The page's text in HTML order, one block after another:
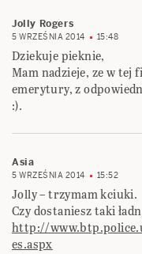
Jolly Rogers
5 WRZEŚNIA 2014 15:48
Dziekuje pieknie,
Mam nadzieje, ze w tej
emerytury, z
:).
Asia
5 WRZEŚNIA 2014 15:52
Jolly – trzymam kciuki.
Czy dostaniesz taki
http://
es.aspx